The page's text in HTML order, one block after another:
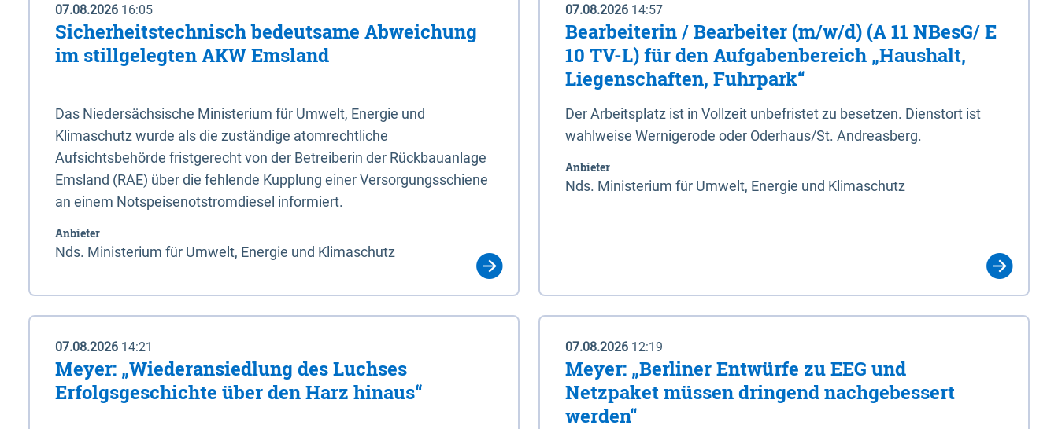
07.08.2026 16:05
Sicherheitstechnisch bedeutsame Abweichung
im stillgelegten AKW Emsland
Das Niedersächsische Ministerium für Umwelt, Energie und
Klimaschutz wurde als die zuständige atomrechtliche
Aufsichtsbehörde fristgerecht von der Betreiberin der Rückbauanlage
Emsland (RAE) über die fehlende Kupplung einer Versorgungsschiene
an einem Notspeisenotstromdiesel informiert.
Anbieter
Nds. Ministerium für Umwelt, Energie und Klimaschutz
07.08.2026 14:57
Bearbeiterin / Bearbeiter (m/w/d) (A 11 NBesG/ E
10 TV-L) für den Aufgabenbereich „Haushalt,
Liegenschaften, Fuhrpark“
Der Arbeitsplatz ist in Vollzeit unbefristet zu besetzen. Dienstort ist
wahlweise Wernigerode oder Oderhaus/St. Andreasberg.
Anbieter
Nds. Ministerium für Umwelt, Energie und Klimaschutz
07.08.2026 14:21
Meyer: „Wiederansiedlung des Luchses
Erfolgsgeschichte über den Harz hinaus“
07.08.2026 12:19
Meyer: „Berliner Entwürfe zu EEG und
Netzpaket müssen dringend nachgebessert
werden“